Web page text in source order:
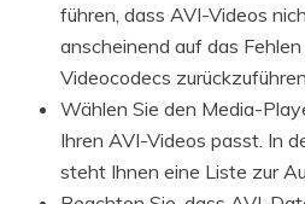
führen, dass AVI-Videos
anscheinend auf das
Videocodecs
Wählen Sie den Media-
Ihren AVI-Videos passt. In
steht Ihnen eine Liste zur